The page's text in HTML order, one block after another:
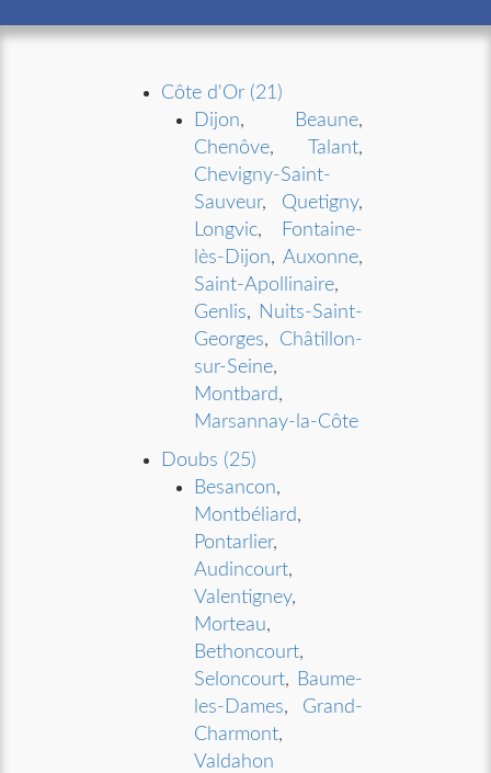
Côte d'Or (21)
Dijon, Beaune,
Chenôve, Talant,
Chevigny-Saint-
Sauveur, Quetigny,
Longvic,
Fontaine-
lès-Dijon, Auxonne,
Saint-Apollinaire,
Genlis, Nuits-Saint-
Georges, Châtillon-
sur-Seine,
Montbard,
Marsannay-la-Côte
Doubs (25)
Besancon,
Montbéliard,
Pontarlier,
Audincourt,
Valentigney,
Morteau,
Bethoncourt,
Seloncourt, Baume-
les-Dames, Grand-
Charmont,
Valdahon